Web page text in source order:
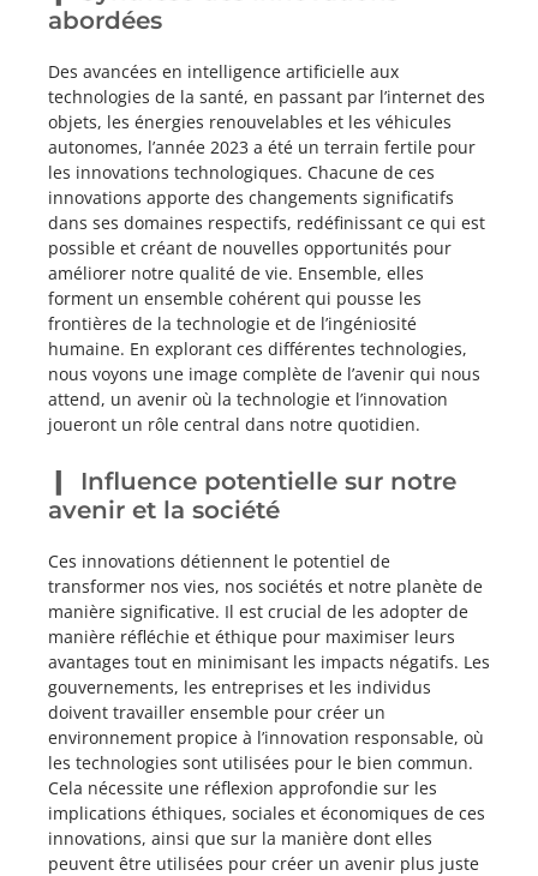
abordées
Des avancées en intelligence artificielle aux
technologies de la santé, en passant par l’internet des
objets, les énergies renouvelables et les véhicules
autonomes, l’année 2023 a été un terrain fertile pour
les innovations technologiques. Chacune de ces
innovations apporte des changements significatifs
dans ses domaines respectifs, redéfinissant ce qui est
possible et créant de nouvelles opportunités pour
améliorer notre qualité de vie. Ensemble, elles
forment un ensemble cohérent qui pousse les
frontières de la technologie et de l’ingéniosité
humaine. En explorant ces différentes technologies,
nous voyons une image complète de l’avenir qui nous
attend, un avenir où la technologie et l’innovation
joueront un rôle central dans notre quotidien.
Influence potentielle sur notre
avenir et la société
Ces innovations détiennent le potentiel de
transformer nos vies, nos sociétés et notre planète de
manière significative. Il est crucial de les adopter de
manière réfléchie et éthique pour maximiser leurs
avantages tout en minimisant les impacts négatifs. Les
gouvernements, les entreprises et les individus
doivent travailler ensemble pour créer un
environnement propice à l’innovation responsable, où
les technologies sont utilisées pour le bien commun.
Cela nécessite une réflexion approfondie sur les
implications éthiques, sociales et économiques de ces
innovations, ainsi que sur la manière dont elles
peuvent être utilisées pour créer un avenir plus juste